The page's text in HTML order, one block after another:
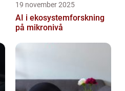
19 november 2025
AI i ekosystemforskning
på mikronivå